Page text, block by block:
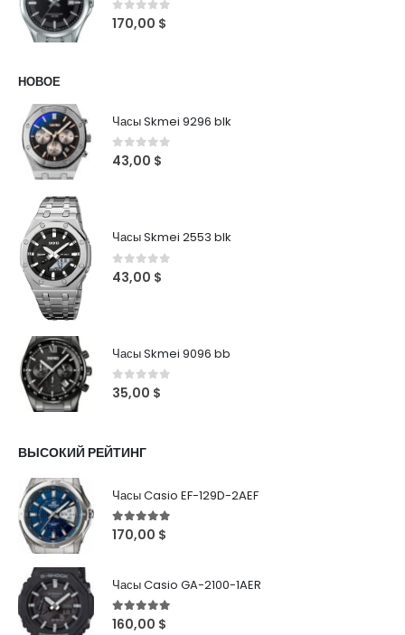
0out of 5
170,00 $
НОВОЕ
Часы Skmei 9296 blk
0 out of 5
43,00 $
Часы Skmei 2553 blk
0 out of 5
43,00 $
Часы Skmei 9096 bb
0out of 5
35,00 $
ВЫСОКИЙ РЕЙТИНГ
Часы Casio EF-129D-2AEF
5out of 5
170,00 $
Часы Casio GA-2100-1AER
5out of 5
160,00 $